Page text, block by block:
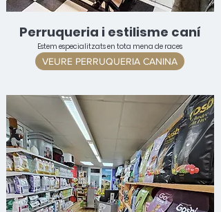
Perruqueria i estilisme caní
Estem especialitzats en tota mena de races
VEURE PERRUQUERIA CANINA